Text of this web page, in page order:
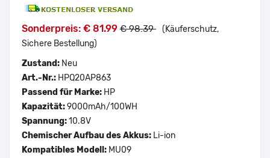
Sonderpreis: € 81.99 € 98.39 (Käuferschutz,
Sichere Bestellung)
Zustand: Neu
Art.-Nr.: HPQ20AP863
Passend für Marke: HP
Kapazität:9000mAh/100WH
Spannung:10.8V
Chemischer Aufbau des Akkus: Li-ion
Kompatibles Modell: MU09